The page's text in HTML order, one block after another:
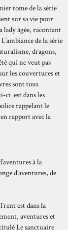
tome de la série
sur sa vie pour
lady âgée, racontant
de la série
dragons,
qui ne veut pas
les couvertures et
sont tous
ci est dans les
rappelant le
rapport avec la
à la
d’aventures, de
est dans la
aventures et
Le sanctuaire